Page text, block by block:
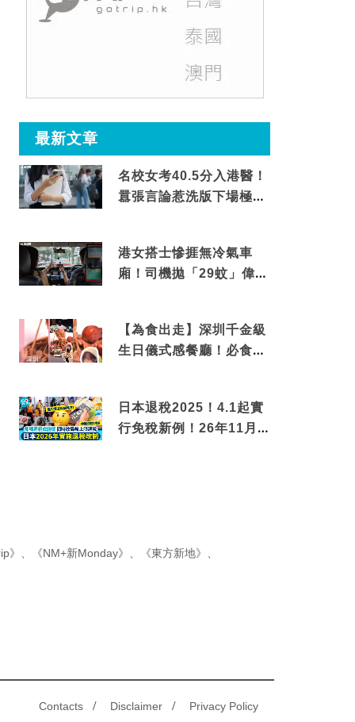
最新文章
名校女考40.5分入港醫！
囂張言論惹洗版下場極震
港女搭士慘捱無冷氣車
廂！司機拋「29蚊」偉論
【為食出走】深圳千金級
生日儀式感餐廳！必食失
日本退稅2025！4.1起實
行免稅新例！26年11月
》 《NM+新Monday》 《東方新地》
Contacts / Disclaimer / Privacy Policy